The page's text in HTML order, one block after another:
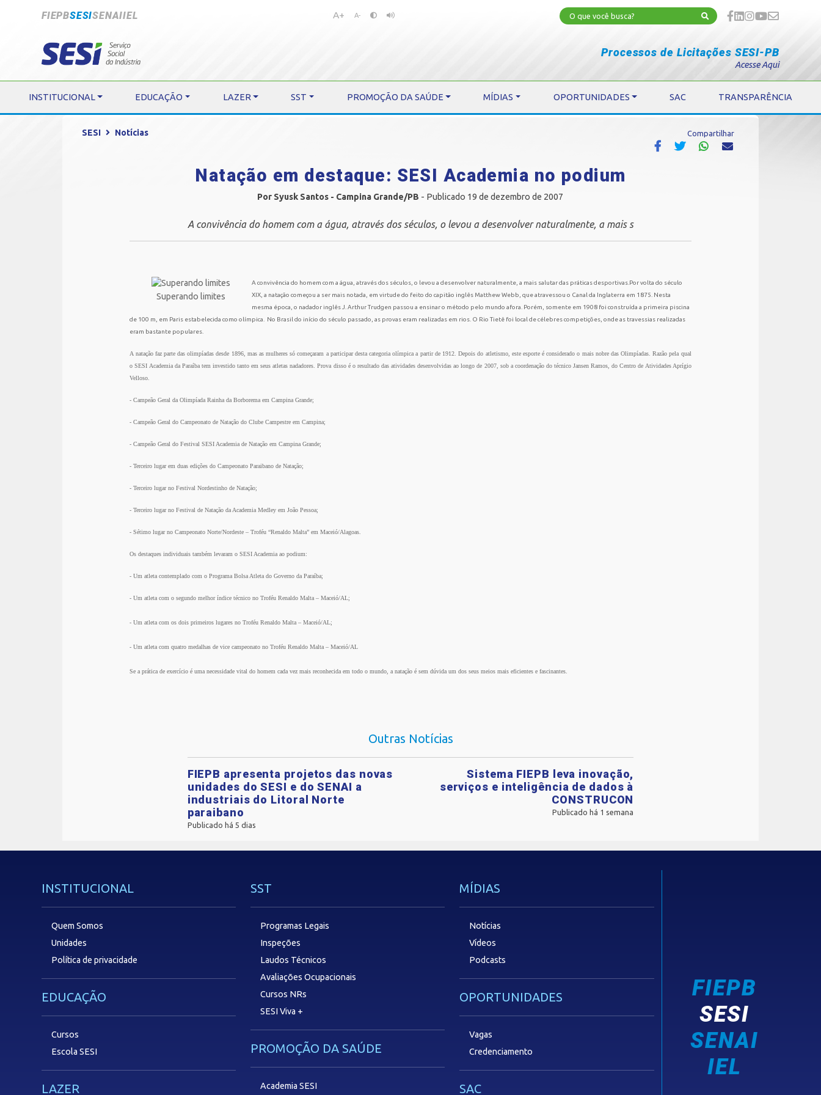
FIEPBSESISENAIIEL
Pular
Pular
A+ A-
Processos de Licitações SESI-PB
Acesse Aqui
INSTITUCIONAL EDUCAÇÃO LAZER SST PROMOÇÃO DA SAÚDE MÍDIAS OPORTUNIDADES SAC TRANSPARÊNCIA
SESI Notícias Compartilhar
Natação em destaque: SESI Academia no podium
Por Syusk Santos - Campina Grande/PB - Publicado 19 de dezembro de 2007
A convivência do homem com a água, através dos séculos, o levou a desenvolver naturalmente, a mais s
Superando limites
A convivência do homem com a água, através dos séculos, o levou a desenvolver naturalmente, a mais salutar das práticas desportivas.Por volta do século
XIX, a natação começou a ser mais notada, em virtude do feito do capitão inglês Matthew Webb, que atravessou o Canal da Inglaterra em 1875. Nesta
mesma época, o nadador inglês J. Arthur Trudgen passou a ensinar o método pelo mundo afora. Porém, somente em 1908 foi construída a primeira piscina
de 100 m , em Paris estabelecida como olímpica. No Brasil do início do século passado, as provas eram realizadas em rios. O Rio Tietê foi local de célebres competições, onde as travessias realizadas
eram bastante populares.
A natação faz parte das olimpíadas desde 1896, mas as mulheres só começaram a participar desta categoria olímpica a partir de 1912. Depois do atletismo, este esporte é considerado o mais nobre das Olimpíadas. Razão pela qual
o SESI Academia da Paraíba tem investido tanto em seus atletas nadadores. Prova disso é o resultado das atividades desenvolvidas ao longo de 2007, sob a coordenação do técnico Jansen Ramos, do Centro de Atividades Aprígio
Velloso.
- Campeão Geral da Olimpíada Rainha da Borboremaem Campina Grande;
- Campeão Geral do Campeonato de Natação do Clube Campestre em Campina;
- Campeão Geral do Festival SESI Academia de Nataçãoem Campina Grande;
- Terceiro lugar em duas edições do Campeonato Paraibano de Natação;
- Terceiro lugar no Festival Nordestinho de Natação;
- Terceiro lugar no Festival de Natação da Academia Medleyem João Pessoa;
- Sétimo lugar no Campeonato Norte/Nordeste – Troféu “Renaldo Malta” em Maceió/Alagoas.
Os destaques individuais também levaram o SESI Academia ao podium:
- Um atleta contemplado com o Programa Bolsa Atleta do Governo da Paraíba;
- Um atleta com o segundo melhor índice técnico no Troféu Renaldo Malta – Maceió/AL;
- Um atleta com os dois primeiros lugares no Troféu Renaldo Malta – Maceió/AL;
- Um atleta com quatro medalhas de vice campeonato no Troféu Renaldo Malta – Maceió/AL
Se a prática de exercício é uma necessidade vital do homem cada vez mais reconhecida em todo o mundo, a natação é sem dúvida um dos seus meios mais eficientes e fascinantes.
Outras Notícias
FIEPB apresenta projetos das novas
unidades do SESI e do SENAI a
industriais do Litoral Norte
paraibano
Publicado há 5 dias
Sistema FIEPB leva inovação,
serviços e inteligência de dados à
CONSTRUCON
Publicado há 1 semana
INSTITUCIONAL
Quem Somos
Unidades
Política de privacidade
EDUCAÇÃO
Cursos
Escola SESI
LAZER
SST
Programas Legais
Inspeções
Laudos Técnicos
Avaliações Ocupacionais
Cursos NRs
SESI Viva +
PROMOÇÃO DA SAÚDE
Academia SESI
MÍDIAS
Notícias
Vídeos
Podcasts
OPORTUNIDADES
Vagas
Credenciamento
SAC
FIEPB
SESI
SENAI
IEL